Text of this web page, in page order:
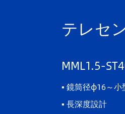
テレセ
MML1.5-
▪ 鏡筒径φ16～小
▪ 長深度設計